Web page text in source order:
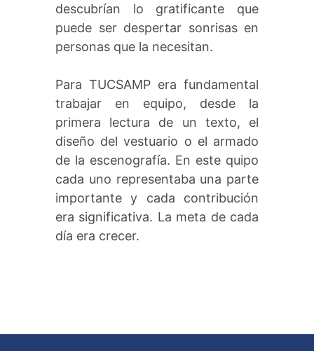
descubrían lo gratificante que
puede ser despertar sonrisas en
personas que la necesitan.
Para TUCSAMP era fundamental
trabajar en equipo, desde la
primera lectura de un texto, el
diseño del vestuario o el armado
de la escenografía. En este quipo
cada uno representaba una parte
importante y cada contribución
era significativa. La meta de cada
día era crecer.